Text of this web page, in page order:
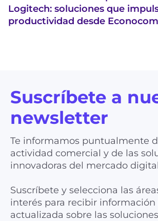
Logitech: soluciones que
productividad desde Econocom
Suscríbete a
newsletter
Te informamos puntualmente
actividad comercial y de las
innovadoras del mercado
Suscríbete y selecciona las
interés para recibir
actualizada sobre las